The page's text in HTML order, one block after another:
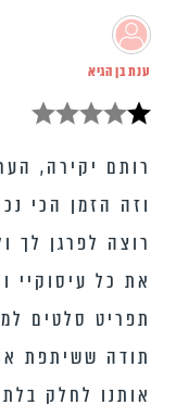
ענת בן הגיא
רותם יקירה,
וזה הזמן הכי
רוצה לפרגן לך
את כל עיסוקיי
תפריט סלטים
תודה ששיתפת
אותנו לחלק